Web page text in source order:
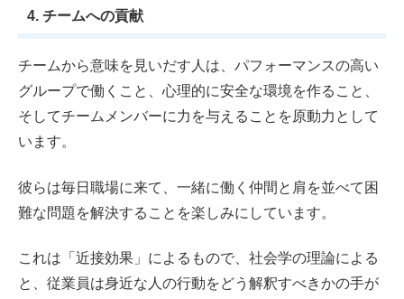
4. チームへの貢献
チームから意味を見いだす人は、パフォーマンスの高い
グループで働くこと、心理的に安全な環境を作ること、
そしてチームメンバーに力を与えることを原動力として
います。
彼らは毎日職場に来て、一緒に働く仲間と肩を並べて困
難な問題を解決することを楽しみにしています。
これは「近接効果」によるもので、社会学の理論による
と、従業員は身近な人の行動をどう解釈すべきかの手が